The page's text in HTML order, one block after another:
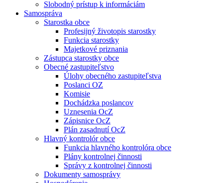
Slobodný prístup k informáciám
Samospráva
Starostka obce
Profesijný životopis starostky
Funkcia starostky
Majetkové priznania
Zástupca starostky obce
Obecné zastupiteľstvo
Úlohy obecného zastupiteľstva
Poslanci OZ
Komisie
Dochádzka poslancov
Uznesenia OcZ
Zápisnice OcZ
Plán zasadnutí OcZ
Hlavný kontrolór obce
Funkcia hlavného kontrolóra obce
Plány kontrolnej činnosti
Správy z kontrolnej činnosti
Dokumenty samosprávy